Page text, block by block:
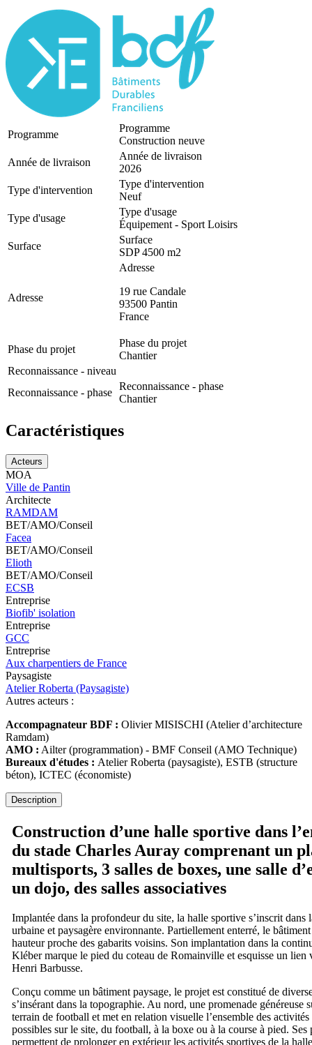
Programme
Programme
Construction neuve
Année de livraison
Année de livraison
2026
Type d'intervention
Type d'intervention
Neuf
Type d'usage
Type d'usage
Équipement - Sport Loisirs
Surface
Surface
SDP 4500 m2
Adresse
Adresse
19 rue Candale
93500 Pantin
France
Phase du projet
Phase du projet
Chantier
Reconnaissance - niveau
Reconnaissance - phase
Reconnaissance - phase
Chantier
Caractéristiques
Acteurs
MOA
Ville de Pantin
Architecte
RAMDAM
BET/AMO/Conseil
Facea
BET/AMO/Conseil
Elioth
BET/AMO/Conseil
ECSB
Entreprise
Biofib' isolation
Entreprise
GCC
Entreprise
Aux charpentiers de France
Paysagiste
Atelier Roberta (Paysagiste)
Autres acteurs :
Accompagnateur BDF : Olivier MISISCHI (Atelier d’architecture
Ramdam)
AMO : Ailter (programmation) - BMF Conseil (AMO Technique)
Bureaux d'études : Atelier Roberta (paysagiste), ESTB (structure
béton), ICTEC (économiste)
Description
Construction d’une halle sportive dans
du stade Charles Auray comprenant un
multisports, 3 salles de boxes, une salle
un dojo, des salles associatives
Implantée dans la profondeur du site, la halle sportive s’inscrit dans
urbaine et paysagère environnante. Partiellement enterré, le
hauteur proche des gabarits voisins. Son implantation dans la
Kléber marque le pied du coteau de Romainville et esquisse un lien
Henri Barbusse.
Conçu comme un bâtiment paysage, le projet est constitué de
s’insérant dans la topographie. Au nord, une promenade généreuse
terrain de football et met en relation visuelle l’ensemble des
possibles sur le site, du football, à la boxe ou à la course à pied. Ses
permettent de prolonger en extérieur les activités sportives de la